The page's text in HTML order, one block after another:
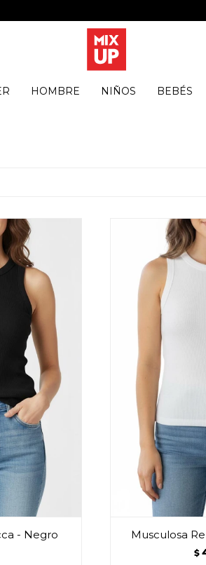
HOMBRE NIÑOS BEBÉS
- Negro Musculosa
$